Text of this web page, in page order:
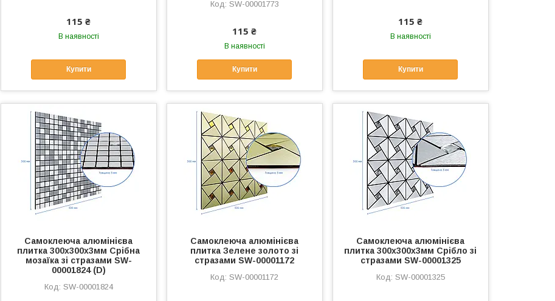
115 ₴
В наявності
Купити
SW-00001773
115 ₴
В наявності
Купити
115 ₴
В наявності
Купити
Самоклеюча алюмінієва
плитка 300х300х3мм Срібна
мозаїка зі стразами SW-
00001824 (D)
SW-00001824
Самоклеюча алюмінієва
плитка Зелене золото зі
стразами SW-00001172
SW-00001172
Самоклеюча алюмінієва
плитка 300х300х3мм Срібло зі
стразами SW-00001325
SW-00001325